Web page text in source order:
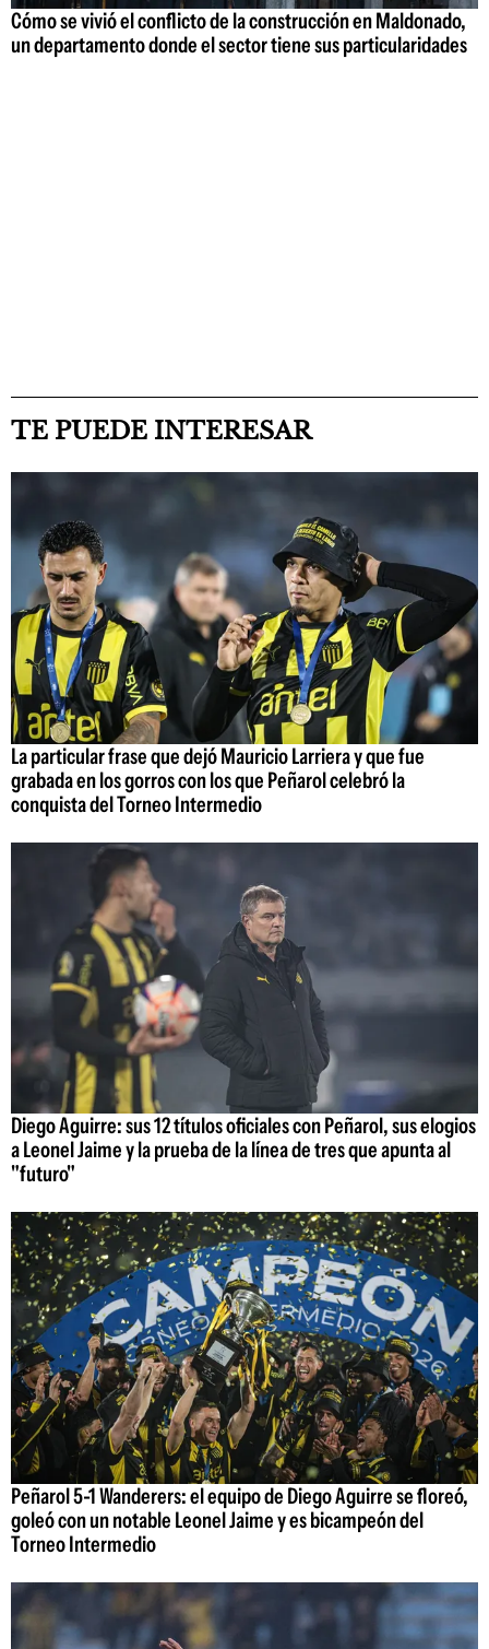
Cómo se vivió el conflicto de la construcción en Maldonado,
un departamento donde el sector tiene sus particularidades
TE PUEDE INTERESAR
La particular frase que dejó Mauricio Larriera y que fue
grabada en los gorros con los que Peñarol celebró la
conquista del Torneo Intermedio
Diego Aguirre: sus 12 títulos oficiales con Peñarol, sus elogios
a Leonel Jaime y la prueba de la línea de tres que apunta al
"futuro"
Peñarol 5-1 Wanderers: el equipo de Diego Aguirre se floreó,
goleó con un notable Leonel Jaime y es bicampeón del
Torneo Intermedio